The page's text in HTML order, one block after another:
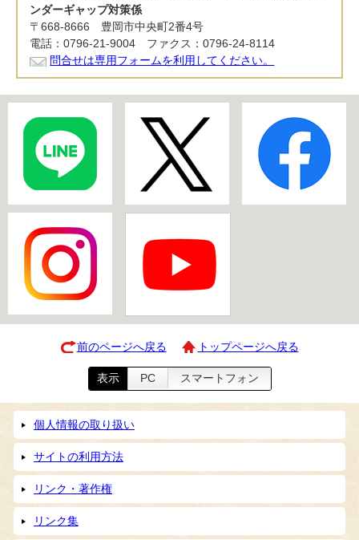
ンダーギャップ対策係
〒668-8666 豊岡市中央町2番4号
電話：0796-21-9004 ファクス：0796-24-8114
問合せは専用フォームを利用してください。
前のページへ戻る トップページへ戻る
表示 PC スマートフォン
個人情報の取り扱い
サイトの利用方法
リンク・著作権
リンク集